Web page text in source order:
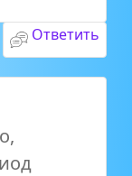
Ответить